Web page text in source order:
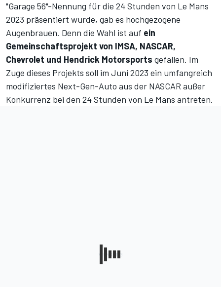
"Garage 56"-Nennung für die 24 Stunden von Le Mans
2023 präsentiert wurde, gab es hochgezogene
Augenbrauen. Denn die Wahl ist auf ein
Gemeinschaftsprojekt von IMSA, NASCAR,
Chevrolet und Hendrick Motorsports gefallen. Im
Zuge dieses Projekts soll im Juni 2023 ein umfangreich
modifiziertes Next-Gen-Auto aus der NASCAR außer
Konkurrenz bei den 24 Stunden von Le Mans antreten.